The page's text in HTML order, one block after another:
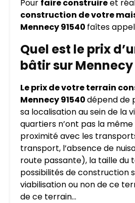
Pour faire construireet
construction de votre
Mennecy 91540 faîtes
Quel est le prix
bâtir sur Mennecy
Le prix de votre terrain
Mennecy 91540dépend de
sa localisation au sein de la
quartiers n’ont pas la
proximité avec les
transport, l’absence de
route passante), la taille du
possibilités de construction
viabilisation ou non de ce
de ce terrain…